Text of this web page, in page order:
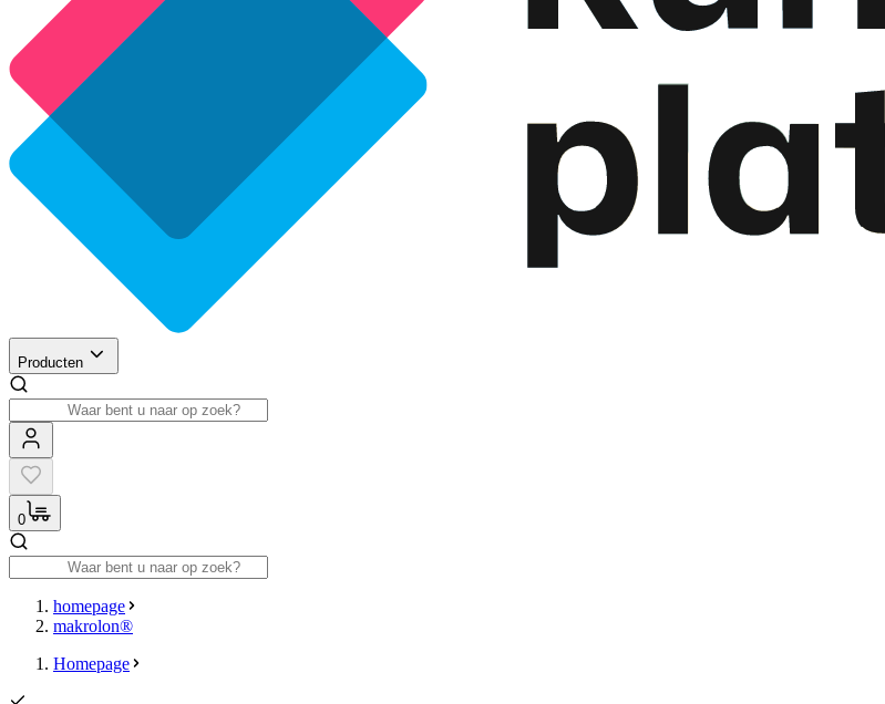
Producten
0
homepage
makrolon®
Homepage